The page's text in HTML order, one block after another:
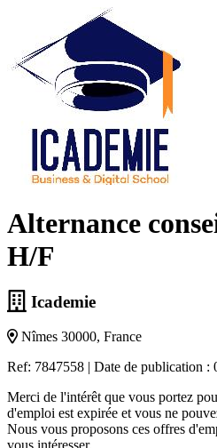
Alternance
H/F
Icademie
Nîmes 30000, France
Ref: 7847558 | Date de publication :
Merci de l'intérêt que vous portez
d'emploi est expirée et vous ne
Nous vous proposons ces offres
vous intéresser.